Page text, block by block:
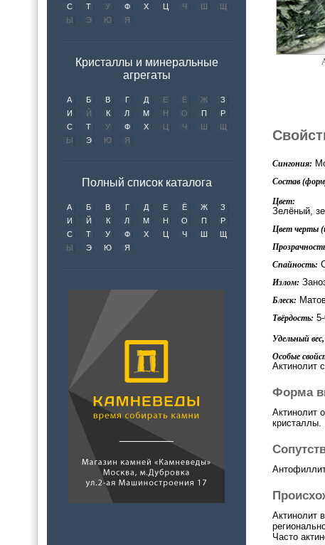
С
Т У Ф Х Ц Ч Ш
Щ
Ы
Э Ю Я
Кристаллы и минеральные
агрегаты
А Б В Г Д Е Ё Ж
З
И
Й К Л М Н О П
Р
С
Т У Ф Х Ц Ч Ш
Щ
Ы
Э Ю Я
Полный список каталога
А Б В Г Д Е Ё Ж
З
И
Й К Л М Н О П
Р
С
Т У Ф Х Ц Ч Ш
Щ
Ы
Э Ю Я
Сингония:
Состав
Цвет:
Зелёный,
Цвет черты
Спайность:
Излом:
Блеск:
Твёрдость:
Удельный
Особые
Актинолит
Форма
Актинолит
кристаллы.
Актинолит
Часто